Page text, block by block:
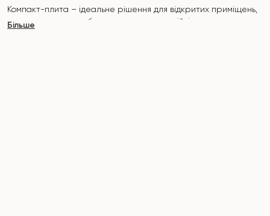
Компакт-плита – ідеальне рішення для відкритих приміщень,
таких як тераси чи балкони, адже вони стійкі до вологи,
Більше